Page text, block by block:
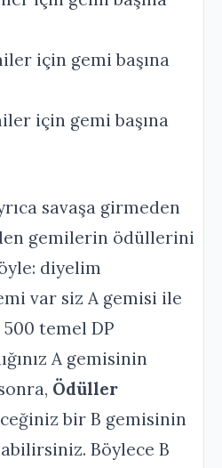
için gemi başına
için gemi başına
savaşa girmeden
gemilerin ödüllerini
diyelim
var siz A gemisi ile
500 temel DP
A gemisinin
Ödüller
bir B gemisinin
Böylece B